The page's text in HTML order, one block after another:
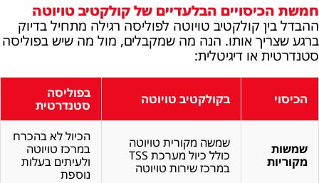
חמשת הכיסויים הבלעדיים של קולקטיב טויוטה
ההבדל בין קולקטיב טויוטה לפוליסה רגילה מתחיל בדיוק
ברגע שצריך אותו. הנה מה שמקבלים, מול מה שיש בפוליסה
סטנדרטית או דיגיטלית:
הכיסוי בקולקטיב טויוטה
בפוליסה
סטנדרטית
שמשות
מקוריות
שמשה מקורית טויוטה
כולל כיול מערכת TSS
במרכז שירות טויוטה
הכיול לא בהכרח
במרכז טויוטה
ולעיתים בעלות
נוספת